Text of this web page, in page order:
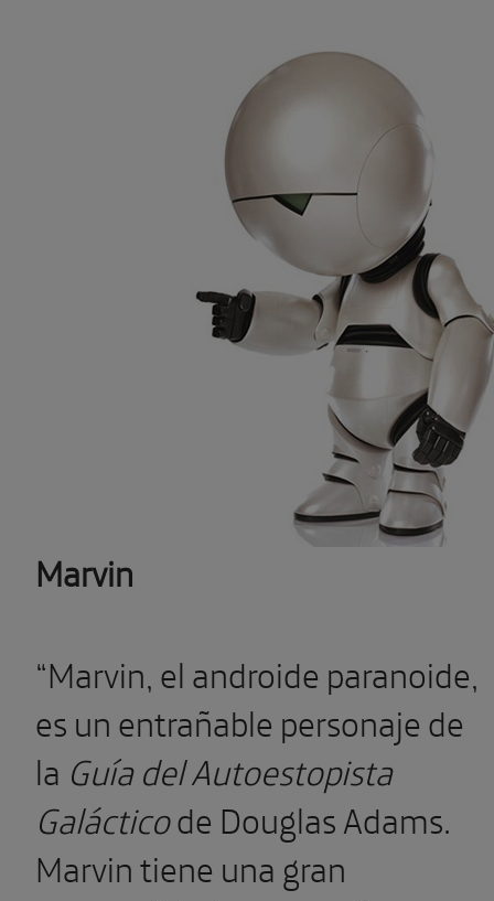
Marvin
“Marvin, el androide paranoide,
es un entrañable personaje de
la Guía del Autoestopista
Galácticode Douglas Adams.
Marvin tiene una gran